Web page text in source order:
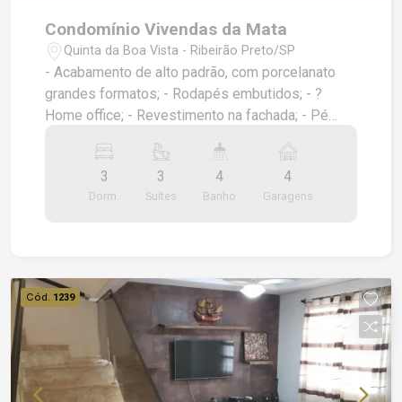
Condomínio Vivendas da Mata
Quinta da Boa Vista - Ribeirão Preto/SP
- Acabamento de alto padrão, com porcelanato
grandes formatos; - Rodapés embutidos; - ?
Home office; - Revestimento na fachada; - Pé
cerâmico, com hidromassagem e preparada para
aquecimento; - Ilha e bancadas dos banheiros em
granito; - Cooktop, churrasqueira e coifas em
funcionando, 100% LED; - Aquecimento solar dos
chuveiros e torneiras, com boiler instalado; -
Forro de gesso na casa toda.
3
Dorm.
3
Suítes
4
Banho
4
Garagens
Cód. 1239